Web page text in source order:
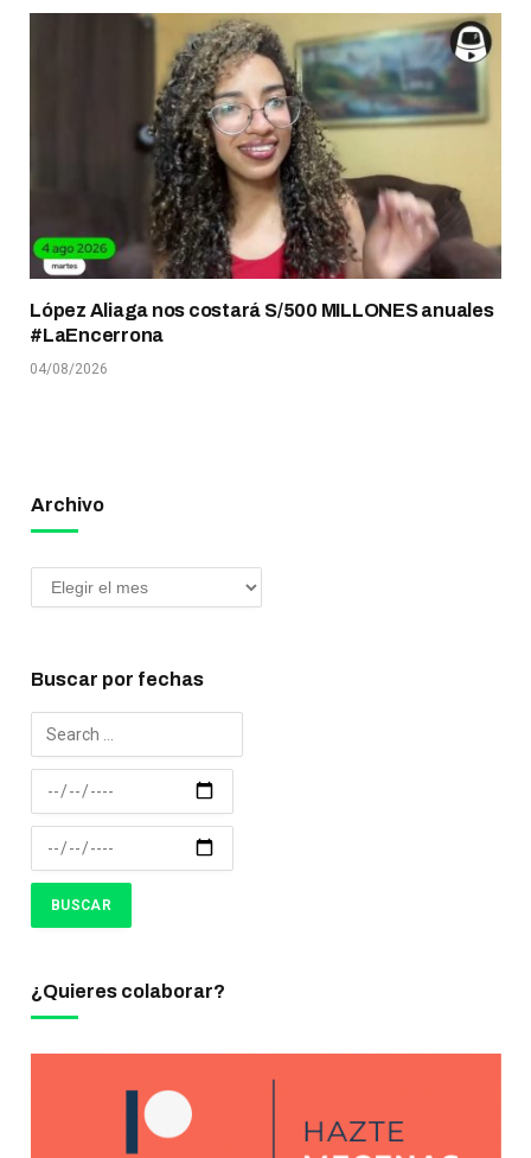
López Aliaga nos costará S/500 MILLONES anuales
#LaEncerrona
04/08/2026
Archivo
Buscar por fechas
¿Quieres colaborar?